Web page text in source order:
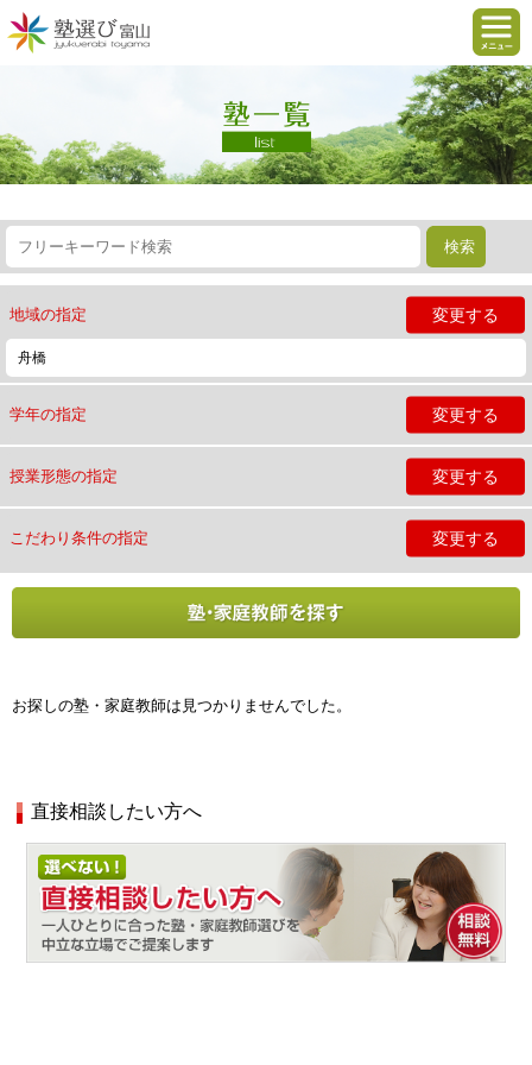
地域の指定 変更する
舟橋
学年の指定 変更する
授業形態の指定 変更する
こだわり条件の指定 変更する
お探しの塾・家庭教師は見つかりませんでした。
直接相談したい方へ